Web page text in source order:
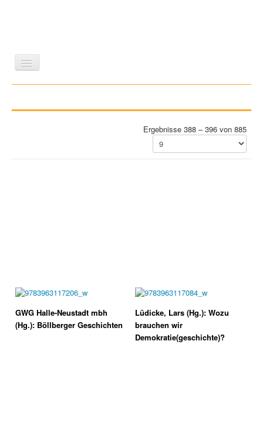
GESCHICHTE
WISSENSCHAFT
REIHEN
ZEITSCHRIFTEN/VERZEICHNISSEErgebnisse 388 – 396 von 885
GWG Halle-Neustadt mbh
(Hg.): Böllberger Geschichten
Lüdicke, Lars (Hg.): Wozu
brauchen wir
Demokratie(geschichte)?